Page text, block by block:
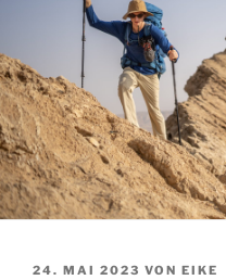
VERÖFFENTLICHT
24. MAI 2023 VON EIKE